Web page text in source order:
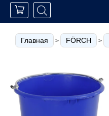
Главная > FÖRCH >